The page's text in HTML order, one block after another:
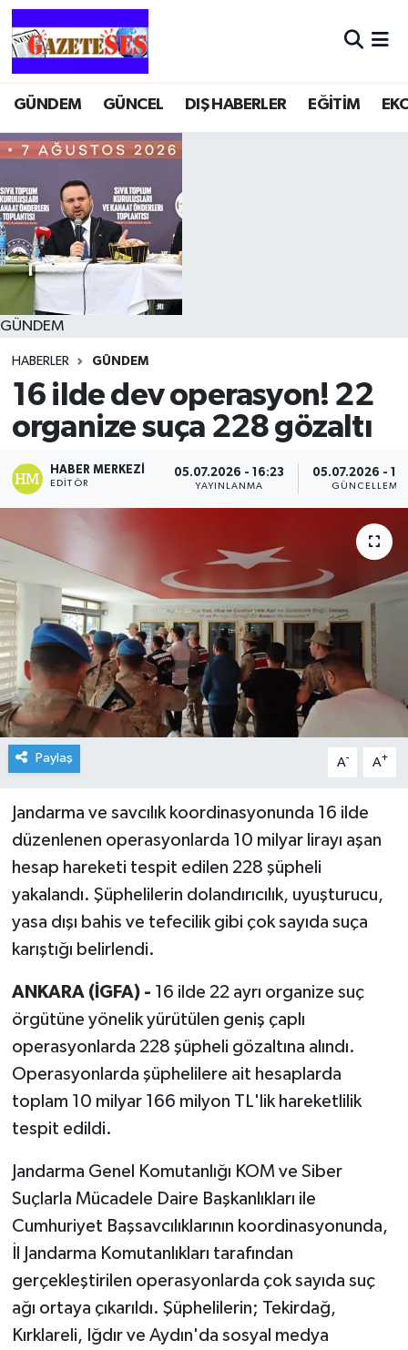
GÜNDEM GÜNCEL DIŞ HABERLER EĞİTİM
GÜNDEM
HABERLER GÜNDEM
16 ilde dev operasyon! 22
organize suça 228 gözaltı
HABER MERKEZI
EDITÖR
05.07.2026 - 16:23
YAYINLANMA
05.07.2026 -
GÜNCELLEME
Paylaş A- A+
Jandarma ve savcılık koordinasyonunda 16 ilde
düzenlenen operasyonlarda 10 milyar lirayı aşan
hesap hareketi tespit edilen 228 şüpheli
yakalandı. Şüphelilerin dolandırıcılık, uyuşturucu,
yasa dışı bahis ve tefecilik gibi çok sayıda suça
karıştığı belirlendi.
ANKARA (İGFA) - 16 ilde 22 ayrı organize suç
örgütüne yönelik yürütülen geniş çaplı
operasyonlarda 228 şüpheli gözaltına alındı.
Operasyonlarda şüphelilere ait hesaplarda
toplam 10 milyar 166 milyon TL'lik hareketlilik
tespit edildi.
Jandarma Genel Komutanlığı KOM ve Siber
Suçlarla Mücadele Daire Başkanlıkları ile
Cumhuriyet Başsavcılıklarının koordinasyonunda,
İl Jandarma Komutanlıkları tarafından
gerçekleştirilen operasyonlarda çok sayıda suç
ağı ortaya çıkarıldı. Şüphelilerin; Tekirdağ,
Kırklareli, Iğdır ve Aydın'da sosyal medya